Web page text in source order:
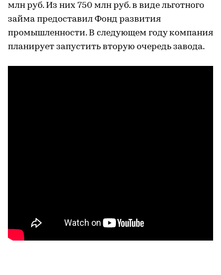
млн руб. Из них 750 млн руб. в виде льготного
займа предоставил Фонд развития
промышленности. В следующем году компания
планирует запустить вторую очередь завода.